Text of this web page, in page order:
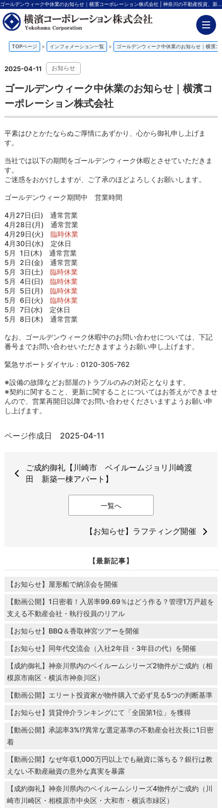
ゴールデンウィーク中休業のお知らせ｜横濱コーポレーション株式会社 | 神奈川の不動産投資、新築アパート経営は横濱コーポレーション
TOPページ > インフォメーション一覧 > ゴールデンウィーク中休業のお知らせ｜横濱
2025-04-11 お知らせ
ゴールデンウィーク中休業のお知らせ｜横濱コ
ーポレーション株式会社
平素はひとかたならぬご厚情にあずかり、心から御礼申し上げま
す。
当社では以下の期間をゴールデンウィーク休暇とさせていただきま
す。
ご迷惑をおかけしますが、ご了承のほどよろしくお願いします。
ゴールデンウィーク期間中 営業時間
4月27日(日) 通常営業
4月28日(月) 通常営業
4月29日(火) 臨時休業
4月30日(水) 定休日
5月 1日(木) 通常営業
5月 2日(金) 通常営業
5月 3日(土) 臨時休業
5月 4日(日) 臨時休業
5月 5日(月) 臨時休業
5月 6日(火) 臨時休業
5月 7日(水) 定休日
5月 8日(木) 通常営業
なお、ゴールデンウィーク休暇中のお問い合わせについては、下記
番号までお問い合わせいただきますようお願い申し上げます。
緊急サポートダイヤル：0120-305-762
※設備の故障などお部屋のトラブルのみの対応となります。
※契約に関すること、更新に関することについてはお答えができませ
んので、営業再開日以降でお問い合わせくださいますようお願い申
し上げます。
ページ作成日 2025-04-11
ご成約御礼【川崎市 ベイルームジョリ川崎渡
田 新築一棟アパート】
一覧へ
【お知らせ】ラフティング開催
【最新記事】
【お知らせ】屋形船で納涼会を開催
【動画公開】1日密着！入居率99.69％はどう作る？管理1万戸超を
支える不動産会社・執行役員のリアル
【お知らせ】BBQ＆香取神宮ツアーを開催
【お知らせ】同年代交流会（入社2年目・3年目の代）を開催
【成約御礼】神奈川県内のベイルームシリーズ2物件がご成約（相
模原市南区・横浜市神奈川区）
【動画公開】エリート投資家が物件購入で必ず見る5つの判断基準
【お知らせ】賃貸仲介ランキングにて「全国第1位」を獲得
【動画公開】承認率3%!?異常な選定基準の不動産会社次長に1日密
着
【動画公開】なぜ年収1,000万円以上でも融資に落ちる？銀行は教
えない不動産融資の意外な真実を暴露
【成約御礼】神奈川県内のベイルームシリーズ4物件がご成約（川
崎市川崎区・相模原市中央区・大和市・横浜市緑区）